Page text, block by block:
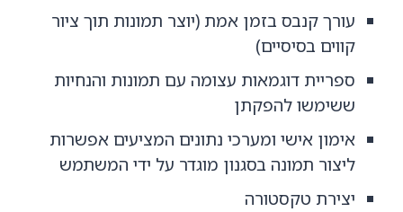
עורך קנבס בזמן אמת (יוצר תמונות תוך ציור
קווים בסיסיים)
ספריית דוגמאות עצומה עם תמונות והנחיות
ששימשו להפקתן
אימון אישי ומערכי נתונים המציעים אפשרות
ליצור תמונה בסגנון מוגדר על ידי המשתמש
יצירת טקסטורה